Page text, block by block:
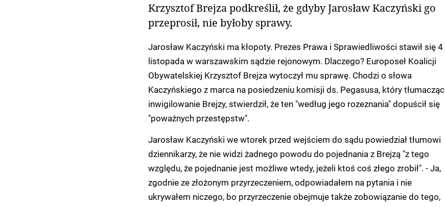
Krzysztof Brejza podkreślił, że gdyby Jarosław Kaczyński go
przeprosił, nie byłoby sprawy.
Jarosław Kaczyński ma kłopoty. Prezes Prawa i Sprawiedliwości stawił się 4
listopada w warszawskim sądzie rejonowym. Dlaczego? Europoseł Koalicji
Obywatelskiej Krzysztof Brejza wytoczył mu sprawę. Chodzi o słowa
Kaczyńskiego z marca na posiedzeniu komisji ds. Pegasusa, który tłumacząc
inwigilowanie Brejzy, stwierdził, że ten "według jego rozeznania" dopuścił się
"poważnych przestępstw".
Jarosław Kaczyński we wtorek przed wejściem do sądu powiedział tłumowi
dziennikarzy, że nie widzi żadnego powodu do pojednania z Brejzą "z tego
względu, że pojednanie jest możliwe wtedy, jeżeli ktoś coś złego zrobił". - Ja,
zgodnie ze złożonym przyrzeczeniem, odpowiadałem na pytania i nie
ukrywałem niczego, bo przyrzeczenie obejmuje także zobowiązanie do tego,